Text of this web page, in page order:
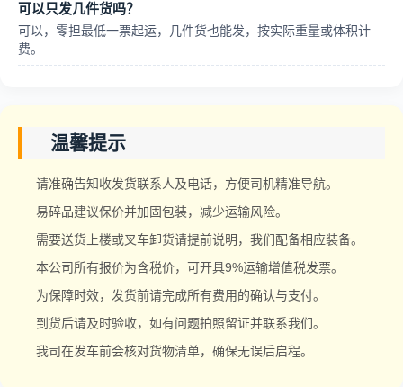
可以只发几件货吗？
可以，零担最低一票起运，几件货也能发，按实际重量或体积计
费。
温馨提示
请准确告知收发货联系人及电话，方便司机精准导航。
易碎品建议保价并加固包装，减少运输风险。
需要送货上楼或叉车卸货请提前说明，我们配备相应装备。
本公司所有报价为含税价，可开具9%运输增值税发票。
为保障时效，发货前请完成所有费用的确认与支付。
到货后请及时验收，如有问题拍照留证并联系我们。
我司在发车前会核对货物清单，确保无误后启程。